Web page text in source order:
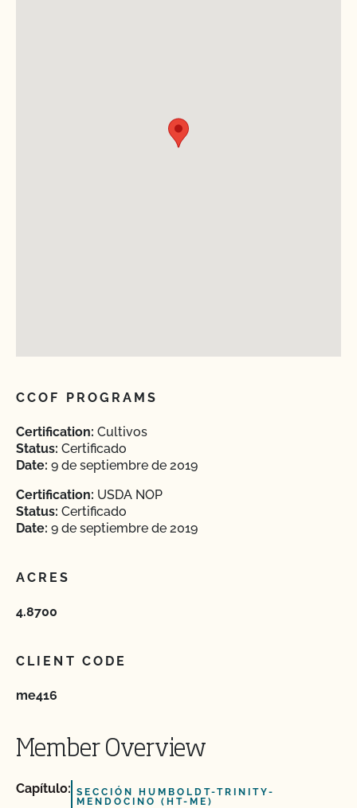
CCOF PROGRAMS
Certification: Cultivos
Status: Certificado
Date: 9 de septiembre de 2019
Certification: USDA NOP
Status: Certificado
Date: 9 de septiembre de 2019
ACRES
4.8700
CLIENT CODE
me416
Member Overview
Capítulo: SECCIÓN HUMBOLDT-TRINITY-
MENDOCINO (HT-ME)